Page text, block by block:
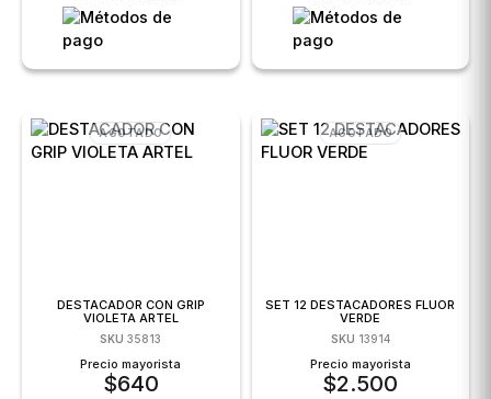
AGOTADO
DESTACADOR CON GRIP
VIOLETA ARTEL
SKU 35813
Precio mayorista
$640
AGOTADO
SET 12 DESTACADORES FLUOR
VERDE
SKU 13914
Precio mayorista
$2.500